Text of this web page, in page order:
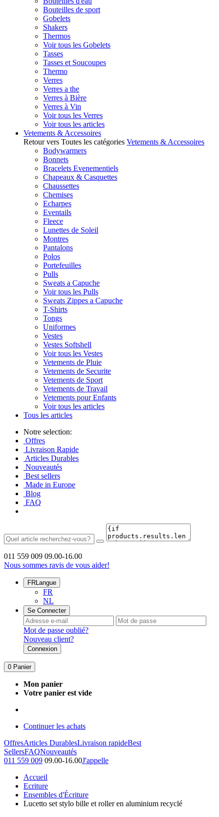
Bouteilles de sport
Gobelets
Shakers
Thermos
Voir tous les Gobelets
Tasses
Tasses et Soucoupes
Thermo
Verres
Verres a the
Verres à Bière
Verres à Vin
Voir tous les Verres
Voir tous les articles
Vetements & Accessoires
Retour vers Toutes les catégories Vetements & Accessoires
Bodywarmers
Bonnets
Bracelets Evenementiels
Chapeaux & Casquettes
Chaussettes
Chemises
Echarpes
Eventails
Fleece
Lunettes de Soleil
Montres
Pantalons
Polos
Portefeuilles
Pulls
Sweats a Capuche
Voir tous les Pulls
Sweats Zippes a Capuche
T-Shirts
Tongs
Uniformes
Vestes
Vestes Softshell
Voir tous les Vestes
Vetements de Pluie
Vetements de Securite
Vetements de Sport
Vetements de Travail
Vetements pour Enfants
Voir tous les articles
Tous les articles
Notre selection:
Offres
Livraison Rapide
Articles Durables
Nouveautés
Best sellers
Made in Europe
Blog
FAQ
011 559 009 09.00-16.00
Nous sommes ravis de vous aider!
FRLangue
FR
NL
Se Connecter
Mot de passe oublié?
Nouveau client?
Connexion
0 Panier
Mon panier
Votre panier est vide
Continuer les achats
OffresArticles DurablesLivraison rapideBest
SellersFAQNouveautés
011 559 009 09.00-16.00J'appelle
Accueil
Ecriture
Ensembles d'Écriture
Lucetto set stylo bille et roller en aluminium recyclé